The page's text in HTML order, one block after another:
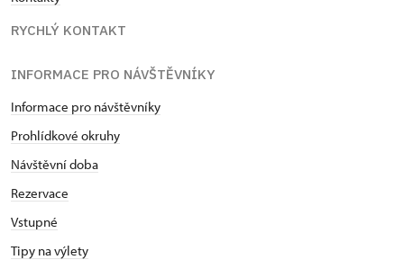
RYCHLÝ KONTAKT
INFORMACE PRO NÁVŠTĚVNÍKY
Informace pro návštěvníky
Prohlídkové okruhy
Návštěvní doba
Rezervace
Vstupné
Tipy na výlety